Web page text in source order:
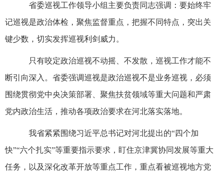
省委巡视工作领导小组主要负责同志强调：要始终牢
记巡视是政治体检，聚焦监督重点，把握不同特点，突出关
键少数，切实发挥巡视利剑威力。
只有咬定政治巡视不动摇、不发散，巡视工作才能不
断引向深入。省委强调巡视是政治巡视不是业务巡视，必须
围绕贯彻党中央决策部署、聚焦扶贫领域等重大问题和严肃
党内政治生活，推动各项政治要求在河北落实落地。
我省紧紧围绕习近平总书记对河北提出的“四个加
快”“六个扎实”等重要指示要求，盯住京津冀协同发展等重大
任务，以及深化改革开放等重点工作，重点看被巡视地方党